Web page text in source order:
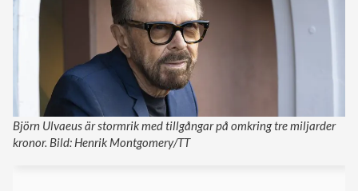
Björn Ulvaeus är stormrik med tillgångar på omkring tre miljarder
kronor. Bild: Henrik Montgomery/TT